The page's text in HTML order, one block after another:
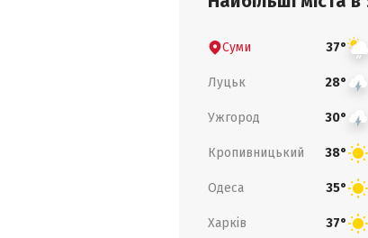
Суми 37°
Луцьк 28°
Ужгород 30°
Кропивницький 38°
Одеса 35°
Харків 37°